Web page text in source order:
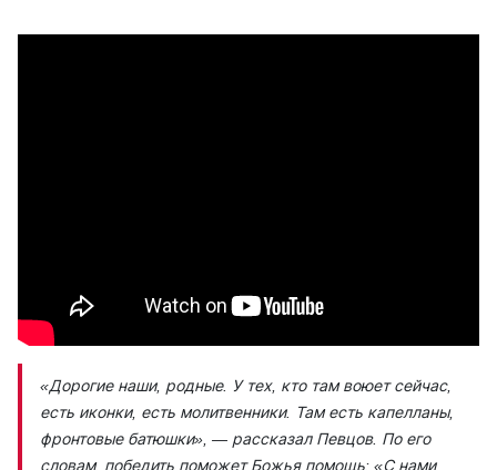
«Дорогие наши, родные. У тех, кто там воюет сейчас,
есть иконки, есть молитвенники. Там есть капелланы,
фронтовые батюшки», — рассказал Певцов. По его
словам, победить поможет Божья помощь: «С нами